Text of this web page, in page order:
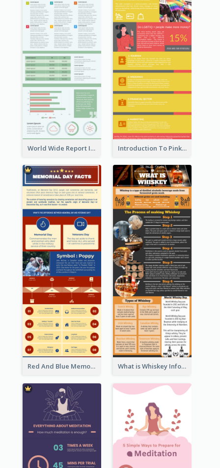
World Wide Report Infographic Introduction To Pink Economy Infographic
Red And Blue Memorial Day Fasts Infographic Design What is Whiskey Infographic